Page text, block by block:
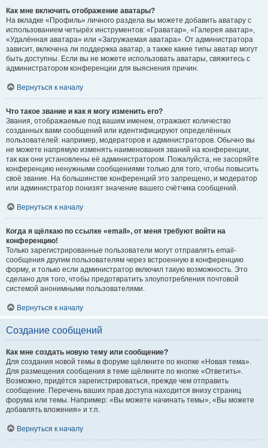
Как мне включить отображение аватары?
На вкладке «Профиль» личного раздела вы можете добавить аватару с
использованием четырёх инструментов: «Граватар», «Галерея аватар»,
«Удалённая аватара» или «Загружаемая аватара». От администратора
зависит, включена ли поддержка аватар, а также какие типы аватар могут
быть доступны. Если вы не можете использовать аватары, свяжитесь с
администратором конференции для выяснения причин.
Вернуться к началу
Что такое звание и как я могу изменить его?
Звания, отображаемые под вашим именем, отражают количество
созданных вами сообщений или идентифицируют определённых
пользователей: например, модераторов и администраторов. Обычно вы
не можете напрямую изменять наименования званий на конференции,
так как они установлены её администратором. Пожалуйста, не засоряйте
конференцию ненужными сообщениями только для того, чтобы повысить
своё звание. На большинстве конференций это запрещено, и модератор
или администратор понизят значение вашего счётчика сообщений.
Вернуться к началу
Когда я щёлкаю по ссылке «email», от меня требуют войти на
конференцию!
Только зарегистрированные пользователи могут отправлять email-
сообщения другим пользователям через встроенную в конференцию
форму, и только если администратор включил такую возможность. Это
сделано для того, чтобы предотвратить злоупотребления почтовой
системой анонимными пользователями.
Вернуться к началу
Создание сообщений
Как мне создать новую тему или сообщение?
Для создания новой темы в форуме щёлкните по кнопке «Новая тема».
Для размещения сообщения в теме щёлкните по кнопке «Ответить».
Возможно, придётся зарегистрироваться, прежде чем отправить
сообщение. Перечень ваших прав доступа находится внизу страниц
форума или темы. Например: «Вы можете начинать темы», «Вы можете
добавлять вложения» и т.п.
Вернуться к началу